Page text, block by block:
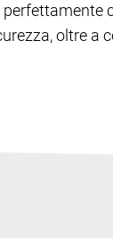
oltre a